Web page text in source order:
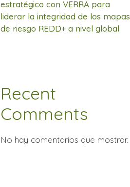
estratégico con VERRA para
liderar la integridad de los mapas
de riesgo REDD+ a nivel global
Recent
Comments
No hay comentarios que mostrar.